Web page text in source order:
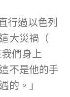
行過以色列
大災禍（
們身上
不是他的手
的。」